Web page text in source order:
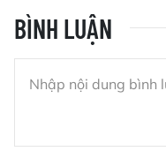
BÌNH LUẬN